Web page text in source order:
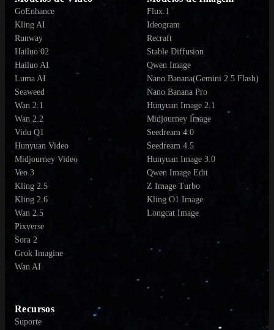
GoEnhance
Kling AI
Runway
Hailuo 02
Hailuo AI
Luma AI
Seaweed
Wan 2.1
Wan 2.2
Vidu Q1
Hunyuan Video
Midjourney Video
Veo 3
Kling 2.5
Kling 2.6
Wan 2.5
Pixverse
Sora 2
Grok Imagine
Wan AI
Flux.1
Ideogram
Recraft
Stable Diffusion
Qwen Image
Nano Banana(Gemini 2.5 Flash)
Nano Banana Pro
Hunyuan Image 2.1
Midjourney Image
Seedream 4.0
Seedream 4.5
Hunyuan Image 3.0
Qwen Image Edit
Z Image Turbo
Kling O1 Image
Longcat Image
Recursos
Suporte